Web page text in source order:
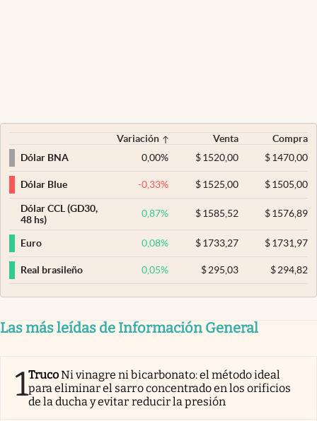
Variación Venta
Compra
Dólar BNA
0,00% $ 1520,00 $1470,00
Dólar Blue -0,33% $ 1525,00 $1505,00
Dólar CCL (GD30,
48 hs)
0,87% $ 1585,52 $1576,89
Euro 0,08% $ 1733,27 $1731,97
Real brasileño 0,05% $ 295,03 $294,82
Las más leídas de Información General
1TrucoNi vinagre ni bicarbonato: el método ideal
para eliminar el sarro concentrado en los orificios
de la ducha y evitar reducir la presión